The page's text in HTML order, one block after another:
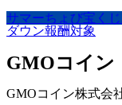
サマーちょび宝く
ダウン報酬対象
GMOコイン
GMOコイン株式会